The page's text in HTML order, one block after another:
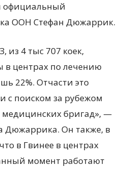
официальный
ООН Стефан Дюжаррик.
4 тыс 707 коек,
в центрах по лечению
22%. Отчасти это
с поиском за рубежом
медицинских бригад», —
Дюжаррика. Он также, в
в Гвинее в центрах
момент работают